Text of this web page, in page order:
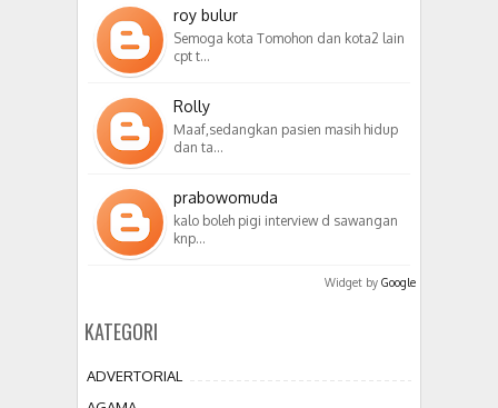
roy bulur
Semoga kota Tomohon dan kota2 lain
cpt t…
Rolly
Maaf,sedangkan pasien masih hidup
dan ta…
prabowomuda
kalo boleh pigi interview d sawangan
knp…
Widget by Google
KATEGORI
ADVERTORIAL